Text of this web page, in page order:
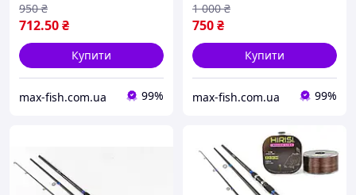
712.50₴
950 ₴
Купити
max-fish.com.ua 99%
750₴
1 000 ₴
Купити
max-fish.com.ua 99%